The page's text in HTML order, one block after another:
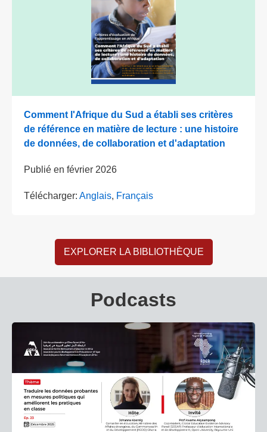
Comment l'Afrique du Sud a établi ses critères
de référence en matière de lecture : une histoire
de données, de collaboration et d'adaptation
Publié en février 2026
Télécharger: Anglais, Français
EXPLORER LA BIBLIOTHÈQUE
Podcasts